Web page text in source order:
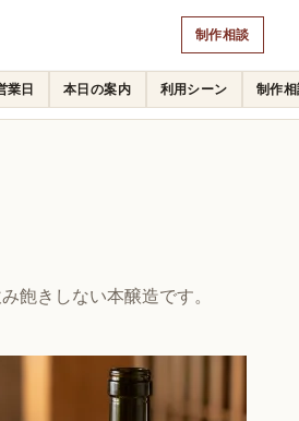
制作相談
業日 本日の案内 利用シーン 制作
飽きしない本醸造です。